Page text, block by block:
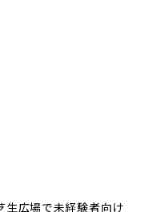
生広場で未経験者向け